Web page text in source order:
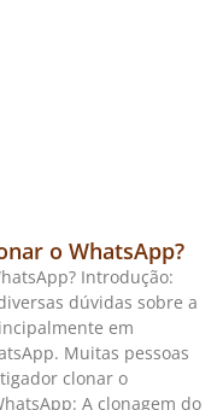
o WhatsApp?
Introdução:
dúvidas sobre a
em
Muitas pessoas
clonar o
A clonagem do